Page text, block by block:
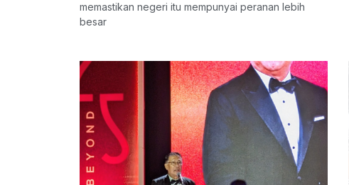
memastikan negeri itu mempunyai peranan lebih
besar